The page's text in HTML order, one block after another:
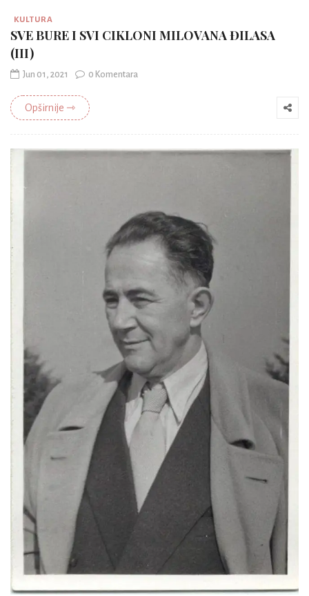
KULTURA
SVE BURE I SVI CIKLONI MILOVANA ĐILASA
(III)
Jun 01, 2021 0 Komentara
Opširnije ⇾